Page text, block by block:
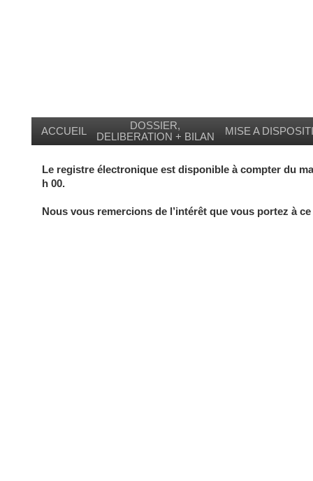
MISE A
ACCUEIL
DOSSIER,
DELIBERATION + BILAN
Le registre électronique est disponible à compter du
h 00.
Nous vous remercions de l’intérêt que vous portez à